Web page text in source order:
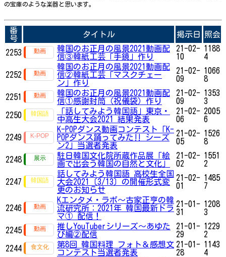
の宝庫のような楽器と思います。
番
号
タイトル 掲示日 照会
2253
韓国のお正月の風景2021動画配
信③韓紙工芸「手鏡」作り
21-02-
10
1188
4
2252
韓国のお正月の風景2021動画配
信②韓紙工芸「マスクチェー
ン」作り
21-02-
09
1066
8
2251
韓国のお正月の風景2021動画配
信①感謝封筒（祝儀袋）作り
21-02-
09
1353
3
2250
「話してみよう韓国語」東京・
中高生大会2021 結果発表
21-02-
06
2005
6
2249
K-POPダンス動画コンテスト「K-
POPダンス踊ってみた‼ シーズ
ン2」​​​​​​当選者発表
21-02-
05
1526
8
2248
駐日韓国文化院所蔵作品展「絵
画で出会う韓国の自然と文化」
21-02-
02
1551
2
2247
話してみよう韓国語 高校生全国
大会2021〔3/13〕の開催形式変
更のお知らせ
21-02-
01
1485
7
2246
Kエンタメ・ラボ～古家正亨の韓
流研究所：2021年 韓国最新ドラ
マ① 配信！
21-01-
31
1208
3
2245
推しYouTuberシリーズ〜あゆた
び編②配信
21-01-
29
1229
2
2244
第8回 韓国料理 フォト＆感想文
コンテスト当選者発表
21-01-
28
1143
4